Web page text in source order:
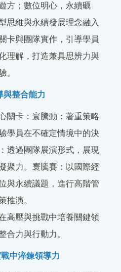
方；數位明心，永續礪
思維與永續發展理念融入
卡與團隊實作，引導學員
理解，打造兼具思辨力與
。
整合能力
關卡：寰騰動：著重策略
學員在不確定情境中的決
透過團隊展演形式，展現
聚力。寰騰賽：以國際經
與永續議題，進行高階管
推演。
高壓與挑戰中培養關鍵領
合力與行動力。
中淬鍊領導力